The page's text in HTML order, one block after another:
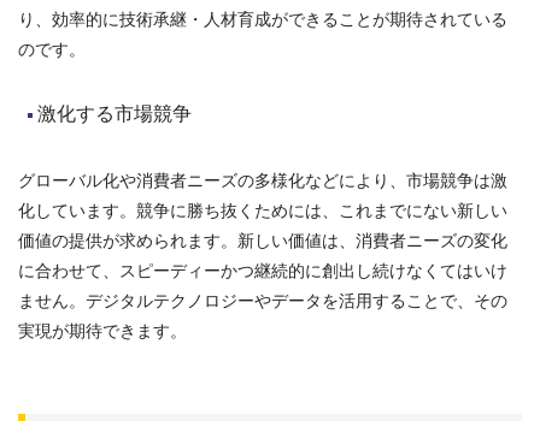
り、効率的に技術承継・人材育成ができることが期待されている
のです。
激化する市場競争
グローバル化や消費者ニーズの多様化などにより、市場競争は激
化しています。競争に勝ち抜くためには、これまでにない新しい
価値の提供が求められます。新しい価値は、消費者ニーズの変化
に合わせて、スピーディーかつ継続的に創出し続けなくてはいけ
ません。デジタルテクノロジーやデータを活用することで、その
実現が期待できます。